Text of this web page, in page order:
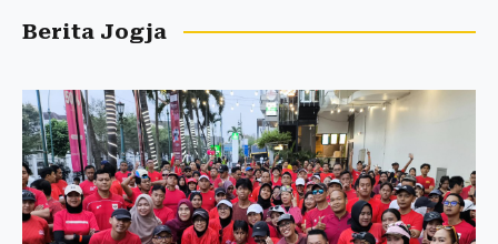
Berita Jogja